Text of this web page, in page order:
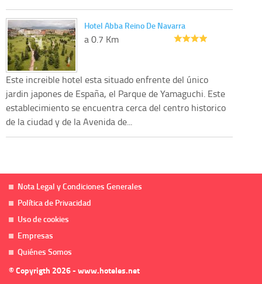
Hotel Abba Reino De Navarra
a 0.7 Km
Este increible hotel esta situado enfrente del único
jardin japones de España, el Parque de Yamaguchi. Este
establecimiento se encuentra cerca del centro historico
de la ciudad y de la Avenida de...
Nota Legal y Condiciones Generales
Política de Privacidad
Uso de cookies
Empresas
Quiénes Somos
© Copyrigth 2026 - www.hoteles.net